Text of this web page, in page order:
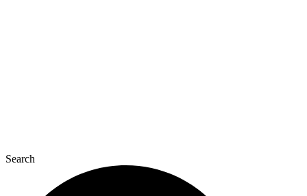
Search